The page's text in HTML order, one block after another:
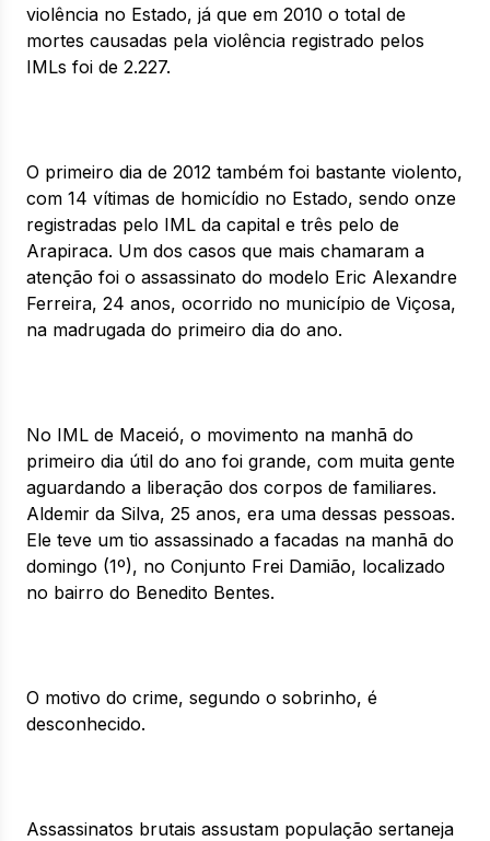
violência no Estado, já que em 2010 o total de
mortes causadas pela violência registrado pelos
IMLs foi de 2.227.
O primeiro dia de 2012 também foi bastante violento,
com 14 vítimas de homicídio no Estado, sendo onze
registradas pelo IML da capital e três pelo de
Arapiraca. Um dos casos que mais chamaram a
atenção foi o assassinato do modelo Eric Alexandre
Ferreira, 24 anos, ocorrido no município de Viçosa,
na madrugada do primeiro dia do ano.
No IML de Maceió, o movimento na manhã do
primeiro dia útil do ano foi grande, com muita gente
aguardando a liberação dos corpos de familiares.
Aldemir da Silva, 25 anos, era uma dessas pessoas.
Ele teve um tio assassinado a facadas na manhã do
domingo (1º), no Conjunto Frei Damião, localizado
no bairro do Benedito Bentes.
O motivo do crime, segundo o sobrinho, é
desconhecido.
Assassinatos brutais assustam população sertaneja